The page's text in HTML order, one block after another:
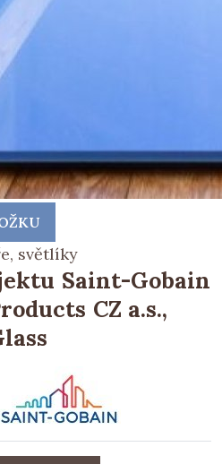
světlíky
Saint-Gobain
CZ a.s.,